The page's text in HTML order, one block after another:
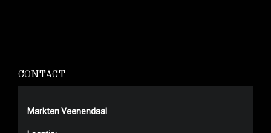
CONTACT
Markten Veenendaal